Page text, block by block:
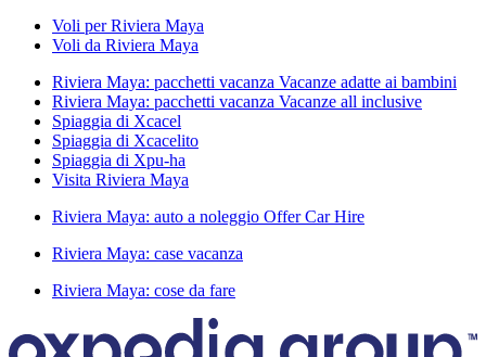
Voli per Riviera Maya
Voli da Riviera Maya
Riviera Maya: pacchetti vacanza Vacanze adatte ai bambini
Riviera Maya: pacchetti vacanza Vacanze all inclusive
Spiaggia di Xcacel
Spiaggia di Xcacelito
Spiaggia di Xpu-ha
Visita Riviera Maya
Riviera Maya: auto a noleggio Offer Car Hire
Riviera Maya: case vacanza
Riviera Maya: cose da fare